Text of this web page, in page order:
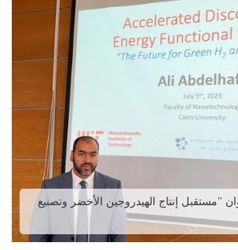
"مستقبل إنتاج الهيدروجين الأخضر وتصنيع